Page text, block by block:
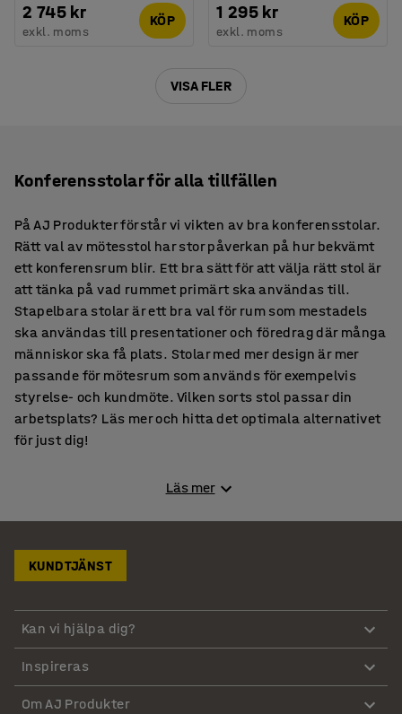
2 745 kr
exkl. moms
KÖP 1 295 kr
exkl. moms
KÖP
VISA FLER
Konferensstolar för alla tillfällen
På AJ Produkter förstår vi vikten av bra konferensstolar.
Rätt val av mötesstol har stor påverkan på hur bekvämt
ett konferensrum blir. Ett bra sätt för att välja rätt stol är
att tänka på vad rummet primärt ska användas till.
Stapelbara stolar är ett bra val för rum som mestadels
ska användas till presentationer och föredrag där många
människor ska få plats. Stolar med mer design är mer
passande för mötesrum som används för exempelvis
styrelse- och kundmöte. Vilken sorts stol passar din
arbetsplats? Läs mer och hitta det optimala alternativet
för just dig!
Välj rätt konferensstol
oavsett om det är en kort avstämning eller en heldag. Här
kommer några saker du kan tänka på när du ska välja
Design och stil
Estetik är en viktig faktor när det kommer till att välja
kontorsmöbler för konferensrum. Du behöver en balans
Läs mer
KUNDTJÄNST
Kan vi hjälpa dig?
Inspireras
Om AJ Produkter